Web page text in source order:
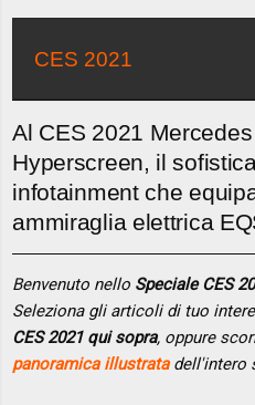
CES 2021
Al CES 2021
Hyperscreen, il
infotainment che
ammiraglia elettrica
Benvenuto nello Speciale CES
Seleziona gli articoli di tuo
CES 2021 qui sopra, oppure
panoramica illustratadell'intero